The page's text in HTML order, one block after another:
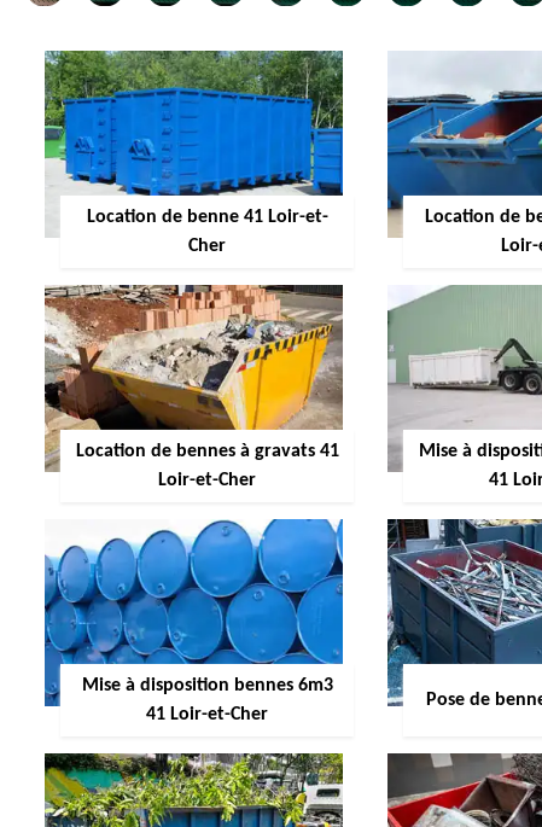
Location de benne 41 Loir-et-
Cher
Location de
Location de bennes à gravats 41
Loir-et-Cher
Mise à
41
Mise à disposition bennes 6m3
41 Loir-et-Cher
Pose de